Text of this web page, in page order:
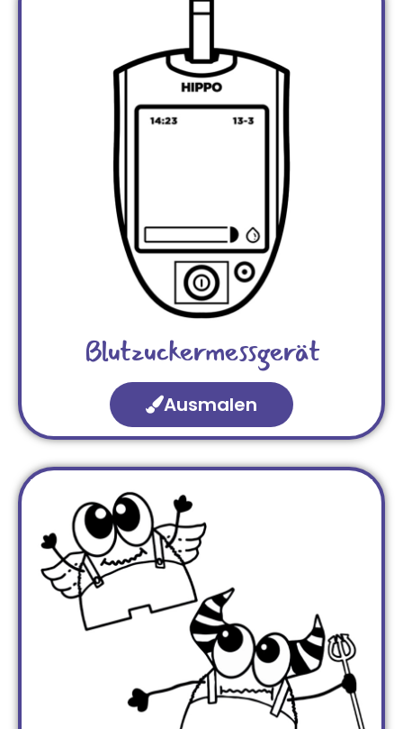
Blutzuckermessgerät
Ausmalen